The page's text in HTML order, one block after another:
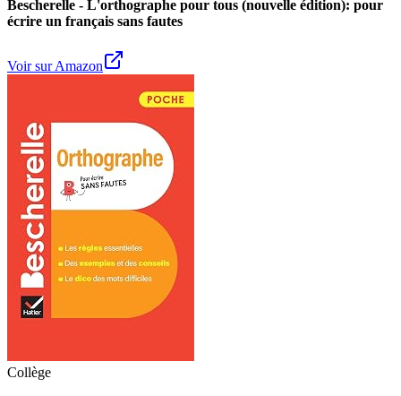
Bescherelle - L'orthographe pour tous (nouvelle édition): pour
écrire un français sans fautes
Voir sur Amazon
Collège